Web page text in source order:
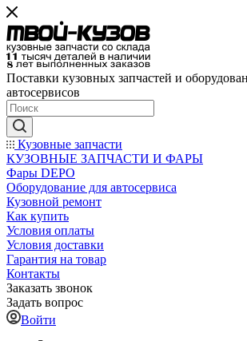
Поставки кузовных запчастей и
автосервисов
Кузовные запчасти
КУЗОВНЫЕ ЗАПЧАСТИ И ФАРЫ
Фары DEPO
Оборудование для автосервиса
Кузовной ремонт
Как купить
Условия оплаты
Условия доставки
Гарантия на товар
Контакты
Заказать звонок
Задать вопрос
Войти